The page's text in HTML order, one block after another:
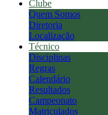
Clube
Quem Somos
Diretoria
Localização
Técnico
Disciplinas
Regras
Calendário
Resultados
Campeonato
Matriculados